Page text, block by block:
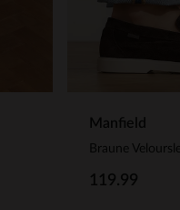
Manfield
Braune
119.99